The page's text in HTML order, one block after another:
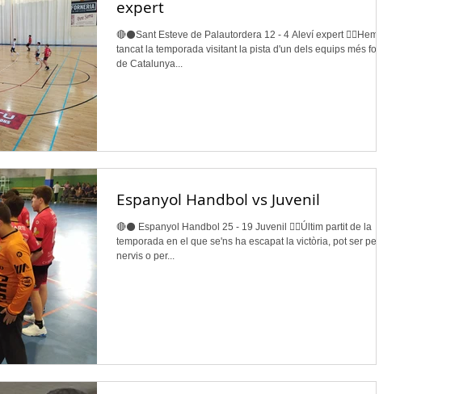
expert
🔴⚫️Sant Esteve de Palautordera 12 - 4 Aleví expert 👉🏽Hem
tancat la temporada visitant la pista d'un dels equips més forts
de Catalunya...
Espanyol Handbol vs Juvenil
🔴⚫️ Espanyol Handbol 25 - 19 Juvenil 👉🏽Últim partit de la
temporada en el que se'ns ha escapat la victòria, pot ser per
nervis o per...